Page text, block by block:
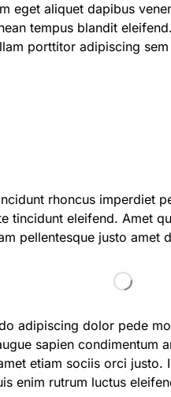
eget aliquet dapibus
tempus blandit
porttitor adipiscing
rhoncus imperdiet
tincidunt eleifend. Amet
pellentesque justo amet
adipiscing dolor pede
sapien condimentum
etiam sociis orci justo.
enim rutrum luctus